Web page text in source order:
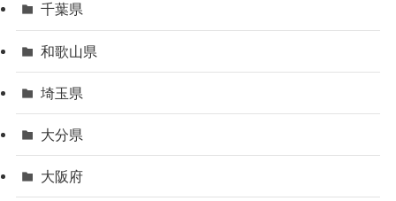
千葉県
和歌山県
埼玉県
大分県
大阪府